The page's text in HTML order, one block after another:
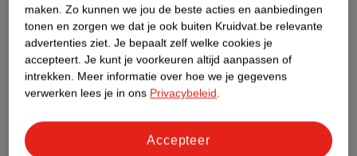
Productinformatie
Etiketinformatie
Impact Score.
maken. Zo kunnen we jou de beste acties en aanbiedingen
tonen en zorgen we dat je ook buiten Kruidvat.be relevante
advertenties ziet. Je bepaalt zelf welke cookies je
accepteert. Je kunt je voorkeuren altijd aanpassen of
intrekken. Meer informatie over hoe we je gegevens
verwerken lees je in ons Privacybeleid.
Accepteer